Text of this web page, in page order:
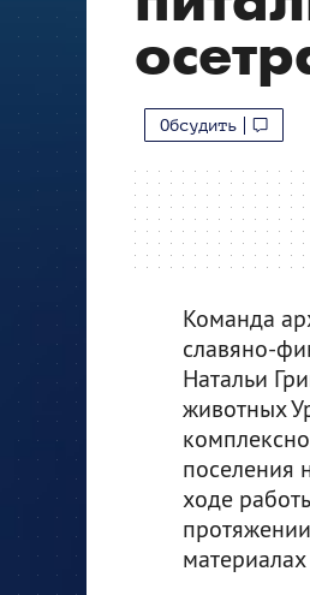
Обсудить
Команда
славяно-
Натальи
животных
поселения
ходе